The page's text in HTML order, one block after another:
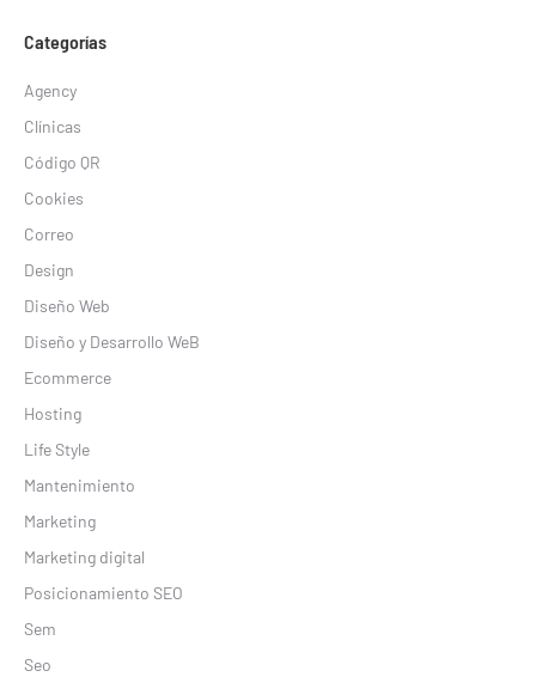
Categorías
Agency
Clínicas
Código QR
Cookies
Correo
Design
Diseño Web
Diseño y Desarrollo WeB
Ecommerce
Hosting
Life Style
Mantenimiento
Marketing
Marketing digital
Posicionamiento SEO
Sem
Seo